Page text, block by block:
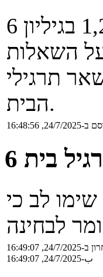
למען הסר ספק, בהודעה הקודמת דובר על תרגילים 1,2,5 בגיליון 6
גם שאר תרגילי
הבית.
7/2025, 16:48:56
בית 6
שימו לב כי
16:49:07
ب-24/7/2025, 16:49:07